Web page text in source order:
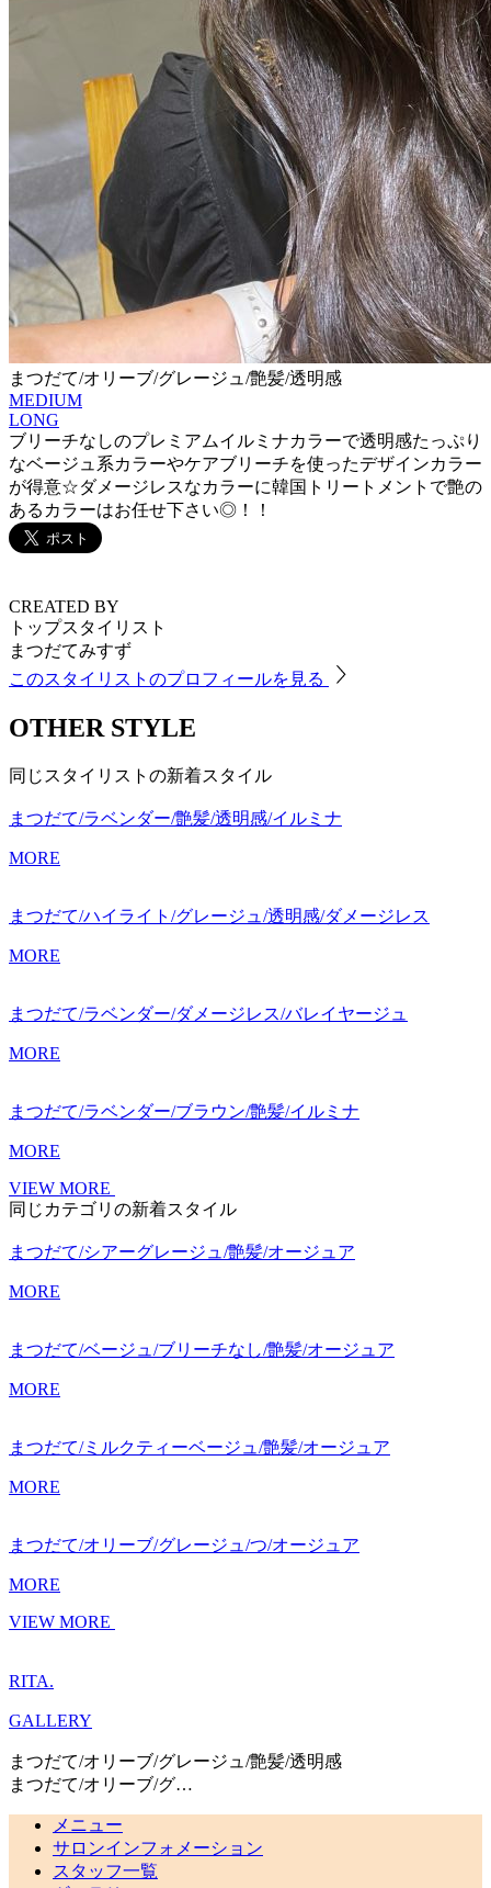
まつだて/オリーブ/グレージュ/艶髪/透明感
MEDIUM
LONG
ブリーチなしのプレミアムイルミナカラーで透明感たっぷり
なベージュ系カラーやケアブリーチを使ったデザインカラー
が得意☆ダメージレスなカラーに韓国トリートメントで艶の
あるカラーはお任せ下さい◎！！
CREATED BY
トップスタイリスト
まつだてみすず
このスタイリストのプロフィールを見る
OTHER STYLE
同じスタイリストの新着スタイル
まつだて/ラベンダー/艶髪/透明感/イルミナ
MORE
まつだて/ハイライト/グレージュ/透明感/ダメージレス
MORE
まつだて/ラベンダー/ダメージレス/バレイヤージュ
MORE
まつだて/ラベンダー/ブラウン/艶髪/イルミナ
MORE
VIEW MORE
同じカテゴリの新着スタイル
まつだて/シアーグレージュ/艶髪/オージュア
MORE
まつだて/ベージュ/ブリーチなし/艶髪/オージュア
MORE
まつだて/ミルクティーベージュ/艶髪/オージュア
MORE
まつだて/オリーブ/グレージュ/つ/オージュア
MORE
VIEW MORE
RITA.
GALLERY
まつだて/オリーブ/グレージュ/艶髪/透明感
まつだて/オリーブ/グ…
メニュー
サロンインフォメーション
スタッフ一覧